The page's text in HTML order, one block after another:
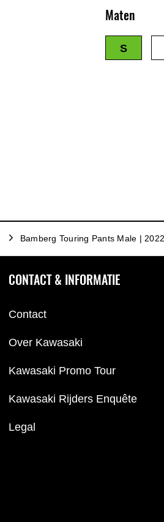
Maten
S
Bamberg Touring Pants Male | 2022
CONTACT & INFORMATIE
Contact
Over Kawasaki
Kawasaki Promo Tour
Kawasaki Rijders Enquête
Legal